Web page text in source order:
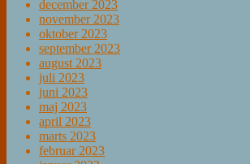
december 2023
november 2023
oktober 2023
september 2023
august 2023
juli 2023
juni 2023
maj 2023
april 2023
marts 2023
februar 2023